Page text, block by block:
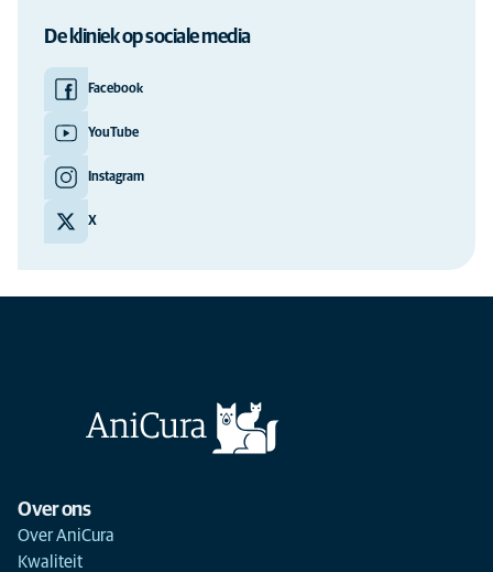
De kliniek op sociale media
Facebook
YouTube
Instagram
X
Over ons
Over AniCura
Kwaliteit